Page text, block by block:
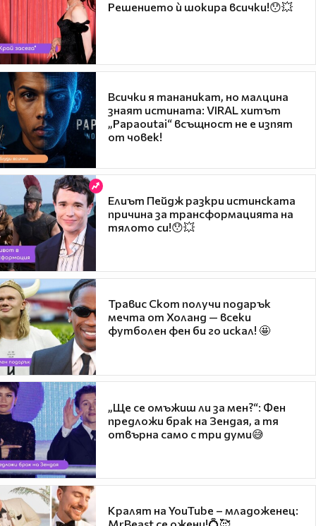
Решението ѝ шокира всички!😯💥
Всички я тананикат, но малцина
знаят истината: VIRAL хитът
„Papaoutai“ всъщност не е изпят
от човек!
Елиът Пейдж разкри истинската
причина за трансформацията на
тялото си!😯💥
Травис Скот получи подарък
мечта от Холанд — всеки
футболен фен би го искал! 🤩
„Ще се омъжиш ли за мен?“: Фен
предложи брак на Зендая, а тя
отвърна само с три думи😅
Кралят на YouTube – младоженец: